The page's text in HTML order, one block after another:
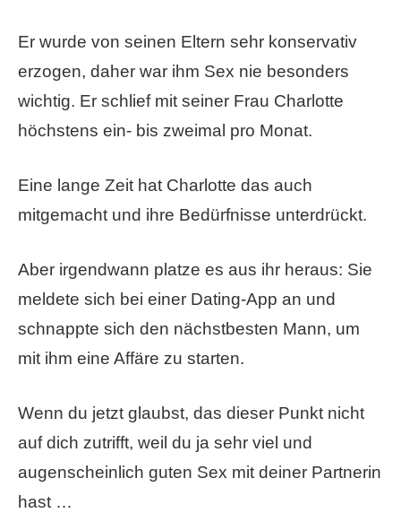
Er wurde von seinen Eltern sehr konservativ
erzogen, daher war ihm Sex nie besonders
wichtig. Er schlief mit seiner Frau Charlotte
höchstens ein- bis zweimal pro Monat.
Eine lange Zeit hat Charlotte das auch
mitgemacht und ihre Bedürfnisse unterdrückt.
Aber irgendwann platze es aus ihr heraus: Sie
meldete sich bei einer Dating-App an und
schnappte sich den nächstbesten Mann, um
mit ihm eine Affäre zu starten.
Wenn du jetzt glaubst, das dieser Punkt nicht
auf dich zutrifft, weil du ja sehr viel und
augenscheinlich guten Sex mit deiner Partnerin
hast …